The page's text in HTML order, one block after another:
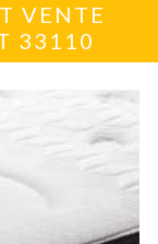
VENTE
33110